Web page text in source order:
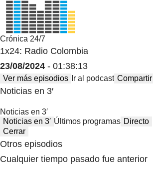
Crónica 24/7
1x24: Radio Colombia
23/08/2024 - 01:38:13
Ver más episodios Ir al podcast Compartir
Noticias en 3′
Noticias en 3′
Noticias en 3′ Últimos programas Directo
Cerrar
Otros episodios
Cualquier tiempo pasado fue anterior